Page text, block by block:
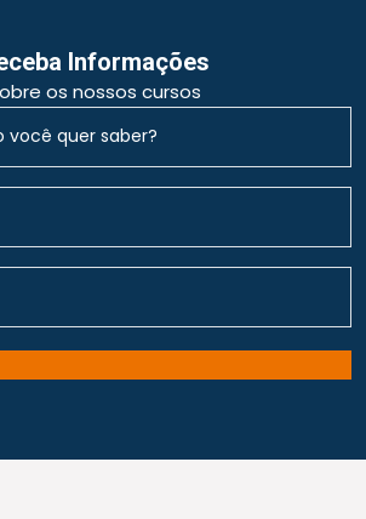
Informações
os nossos cursos